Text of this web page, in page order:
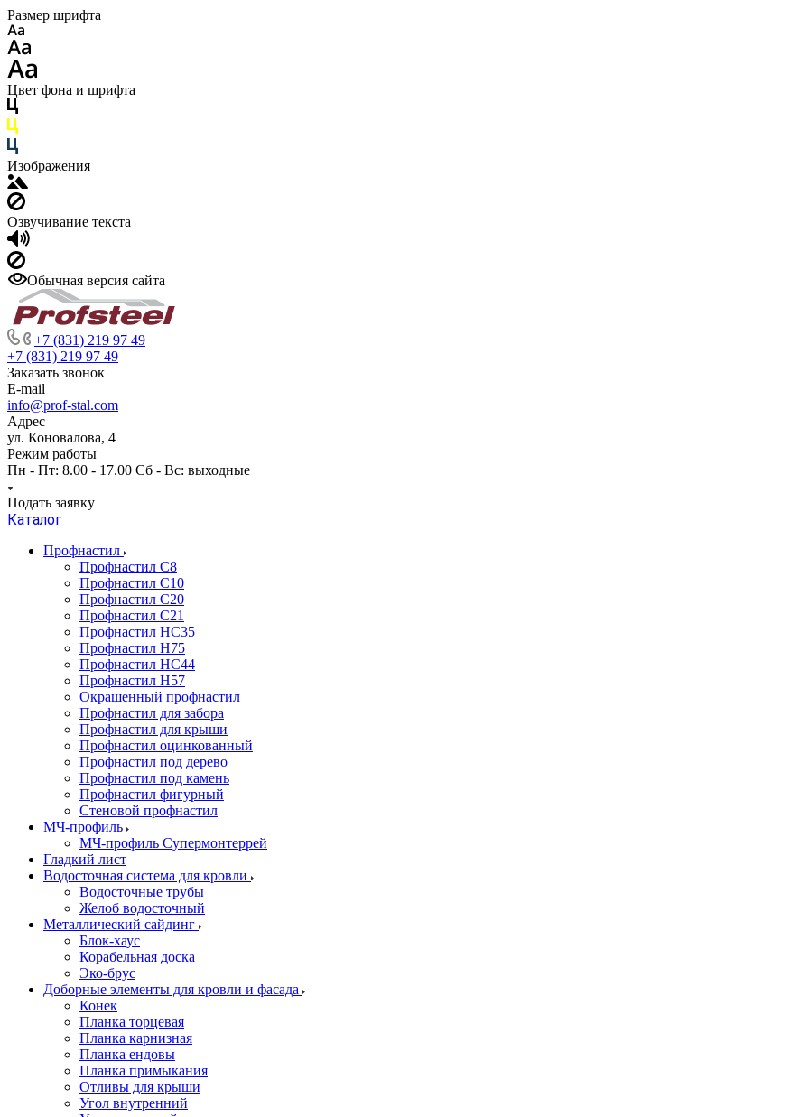
Размер шрифта
Цвет фона и шрифта
Изображения
Озвучивание текста
Обычная версия сайта
+7 (831) 219 97 49
+7 (831) 219 97 49
Заказать звонок
E-mail
info@prof-stal.com
Адрес
ул. Коновалова, 4
Режим работы
Пн - Пт: 8.00 - 17.00 Сб - Вс: выходные
Подать заявку
Каталог
Профнастил
Профнастил С8
Профнастил С10
Профнастил С20
Профнастил С21
Профнастил НС35
Профнастил Н75
Профнастил HC44
Профнастил Н57
Окрашенный профнастил
Профнастил для забора
Профнастил для крыши
Профнастил оцинкованный
Профнастил под дерево
Профнастил под камень
Профнастил фигурный
Стеновой профнастил
МЧ-профиль
МЧ-профиль Супермонтеррей
Гладкий лист
Водосточная система для кровли
Водосточные трубы
Желоб водосточный
Металлический сайдинг
Блок-хаус
Корабельная доска
Эко-брус
Доборные элементы для кровли и фасада
Конек
Планка торцевая
Планка карнизная
Планка ендовы
Планка примыкания
Отливы для крыши
Угол внутренний